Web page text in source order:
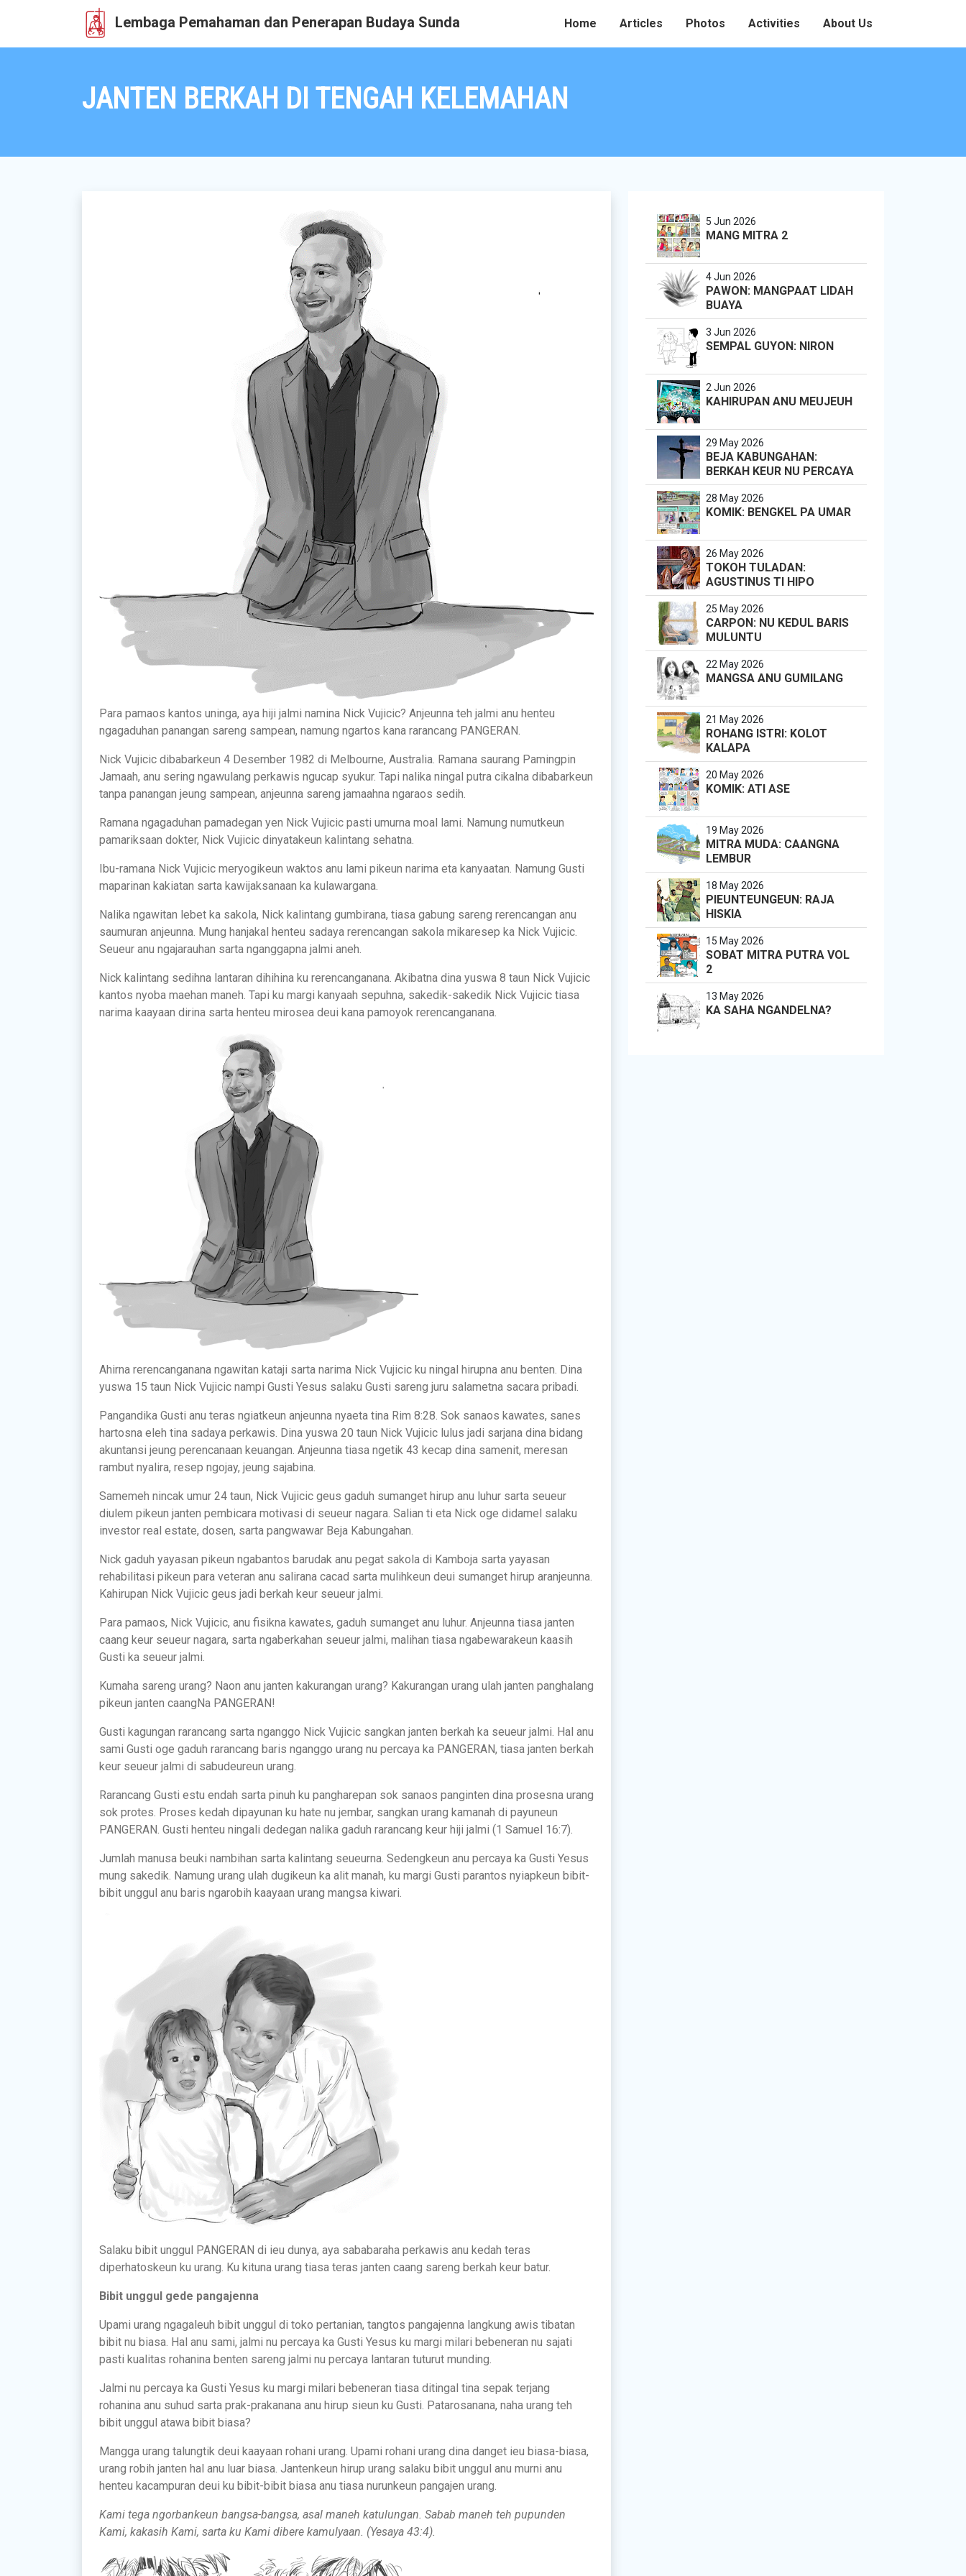
Lembaga Pemahaman dan Penerapan Budaya Sunda Home Articles Photos Activities About Us
JANTEN BERKAH DI TENGAH KELEMAHAN
Para pamaos kantos uninga, aya hiji jalmi namina Nick Vujicic? Anjeunna teh jalmi anu henteu
ngagaduhan panangan sareng sampean, namung ngartos kana rarancang PANGERAN.
Nick Vujicic dibabarkeun 4 Desember 1982 di Melbourne, Australia. Ramana saurang Pamingpin
Jamaah, anu sering ngawulang perkawis ngucap syukur. Tapi nalika ningal putra cikalna dibabarkeun
tanpa panangan jeung sampean, anjeunna sareng jamaahna ngaraos sedih.
Ramana ngagaduhan pamadegan yen Nick Vujicic pasti umurna moal lami. Namung numutkeun
pamariksaan dokter, Nick Vujicic dinyatakeun kalintang sehatna.
Ibu-ramana Nick Vujicic meryogikeun waktos anu lami pikeun narima eta kanyaatan. Namung Gusti
maparinan kakiatan sarta kawijaksanaan ka kulawargana.
Nalika ngawitan lebet ka sakola, Nick kalintang gumbirana, tiasa gabung sareng rerencangan anu
saumuran anjeunna. Mung hanjakal henteu sadaya rerencangan sakola mikaresep ka Nick Vujicic.
Seueur anu ngajarauhan sarta nganggapna jalmi aneh.
Nick kalintang sedihna lantaran dihihina ku rerencanganana. Akibatna dina yuswa 8 taun Nick Vujicic
kantos nyoba maehan maneh. Tapi ku margi kanyaah sepuhna, sakedik-sakedik Nick Vujicic tiasa
narima kaayaan dirina sarta henteu mirosea deui kana pamoyok rerencanganana.
Ahirna rerencanganana ngawitan kataji sarta narima Nick Vujicic ku ningal hirupna anu benten. Dina
yuswa 15 taun Nick Vujicic nampi Gusti Yesus salaku Gusti sareng juru salametna sacara pribadi.
Pangandika Gusti anu teras ngiatkeun anjeunna nyaeta tina Rim 8:28. Sok sanaos kawates, sanes
hartosna eleh tina sadaya perkawis. Dina yuswa 20 taun Nick Vujicic lulus jadi sarjana dina bidang
akuntansi jeung perencanaan keuangan. Anjeunna tiasa ngetik 43 kecap dina samenit, meresan
rambut nyalira, resep ngojay, jeung sajabina.
Samemeh nincak umur 24 taun, Nick Vujicic geus gaduh sumanget hirup anu luhur sarta seueur
diulem pikeun janten pembicara motivasi di seueur nagara. Salian ti eta Nick oge didamel salaku
investor real estate, dosen, sarta pangwawar Beja Kabungahan.
Nick gaduh yayasan pikeun ngabantos barudak anu pegat sakola di Kamboja sarta yayasan
rehabilitasi pikeun para veteran anu salirana cacad sarta mulihkeun deui sumanget hirup aranjeunna.
Kahirupan Nick Vujicic geus jadi berkah keur seueur jalmi.
Para pamaos, Nick Vujicic, anu fisikna kawates, gaduh sumanget anu luhur. Anjeunna tiasa janten
caang keur seueur nagara, sarta ngaberkahan seueur jalmi, malihan tiasa ngabewarakeun kaasih
Gusti ka seueur jalmi.
Kumaha sareng urang? Naon anu janten kakurangan urang? Kakurangan urang ulah janten panghalang
pikeun janten caangNa PANGERAN!
Gusti kagungan rarancang sarta nganggo Nick Vujicic sangkan janten berkah ka seueur jalmi. Hal anu
sami Gusti oge gaduh rarancang baris nganggo urang nu percaya ka PANGERAN, tiasa janten berkah
keur seueur jalmi di sabudeureun urang.
Rarancang Gusti estu endah sarta pinuh ku pangharepan sok sanaos panginten dina prosesna urang
sok protes. Proses kedah dipayunan ku hate nu jembar, sangkan urang kamanah di payuneun
PANGERAN. Gusti henteu ningali dedegan nalika gaduh rarancang keur hiji jalmi (1 Samuel 16:7).
Jumlah manusa beuki nambihan sarta kalintang seueurna. Sedengkeun anu percaya ka Gusti Yesus
mung sakedik. Namung urang ulah dugikeun ka alit manah, ku margi Gusti parantos nyiapkeun bibit-
bibit unggul anu baris ngarobih kaayaan urang mangsa kiwari.
Salaku bibit unggul PANGERAN di ieu dunya, aya sababaraha perkawis anu kedah teras
diperhatoskeun ku urang. Ku kituna urang tiasa teras janten caang sareng berkah keur batur.
Bibit unggul gede pangajenna
Upami urang ngagaleuh bibit unggul di toko pertanian, tangtos pangajenna langkung awis tibatan
bibit nu biasa. Hal anu sami, jalmi nu percaya ka Gusti Yesus ku margi milari bebeneran nu sajati
pasti kualitas rohanina benten sareng jalmi nu percaya lantaran tuturut munding.
Jalmi nu percaya ka Gusti Yesus ku margi milari bebeneran tiasa ditingal tina sepak terjang
rohanina anu suhud sarta prak-prakanana anu hirup sieun ku Gusti. Patarosanana, naha urang teh
bibit unggul atawa bibit biasa?
Mangga urang talungtik deui kaayaan rohani urang. Upami rohani urang dina danget ieu biasa-biasa,
urang robih janten hal anu luar biasa. Jantenkeun hirup urang salaku bibit unggul anu murni anu
henteu kacampuran deui ku bibit-bibit biasa anu tiasa nurunkeun pangajen urang.
Kami tega ngorbankeun bangsa-bangsa, asal maneh katulungan. Sabab maneh teh pupunden
Kami, kakasih Kami, sarta ku Kami dibere kamulyaan. (Yesaya 43:4).
5 Jun 2026
MANG MITRA 2
4 Jun 2026
PAWON: MANGPAAT LIDAH
BUAYA
3 Jun 2026
SEMPAL GUYON: NIRON
2 Jun 2026
KAHIRUPAN ANU MEUJEUH
29 May 2026
BEJA KABUNGAHAN:
BERKAH KEUR NU PERCAYA
28 May 2026
KOMIK: BENGKEL PA UMAR
26 May 2026
TOKOH TULADAN:
AGUSTINUS TI HIPO
25 May 2026
CARPON: NU KEDUL BARIS
MULUNTU
22 May 2026
MANGSA ANU GUMILANG
21 May 2026
ROHANG ISTRI: KOLOT
KALAPA
20 May 2026
KOMIK: ATI ASE
19 May 2026
MITRA MUDA: CAANGNA
LEMBUR
18 May 2026
PIEUNTEUNGEUN: RAJA
HISKIA
15 May 2026
SOBAT MITRA PUTRA VOL
2
13 May 2026
KA SAHA NGANDELNA?